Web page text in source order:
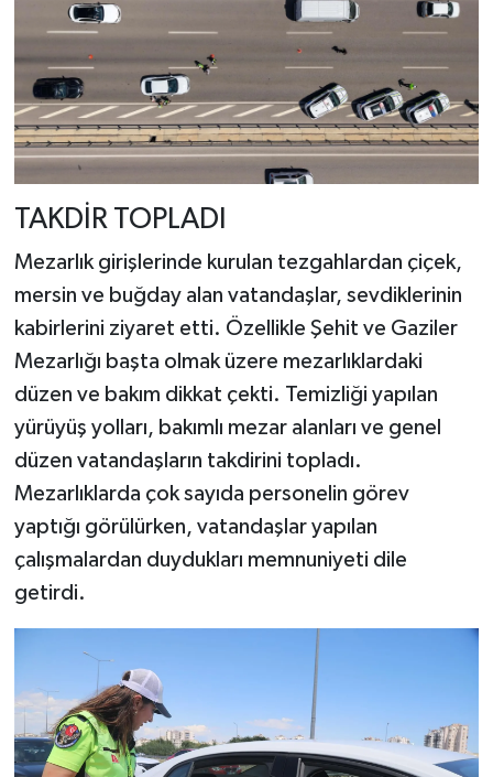
TAKDİR TOPLADI
Mezarlık girişlerinde kurulan tezgahlardan çiçek,
mersin ve buğday alan vatandaşlar, sevdiklerinin
kabirlerini ziyaret etti. Özellikle Şehit ve Gaziler
Mezarlığı başta olmak üzere mezarlıklardaki
düzen ve bakım dikkat çekti. Temizliği yapılan
yürüyüş yolları, bakımlı mezar alanları ve genel
düzen vatandaşların takdirini topladı.
Mezarlıklarda çok sayıda personelin görev
yaptığı görülürken, vatandaşlar yapılan
çalışmalardan duydukları memnuniyeti dile
getirdi.